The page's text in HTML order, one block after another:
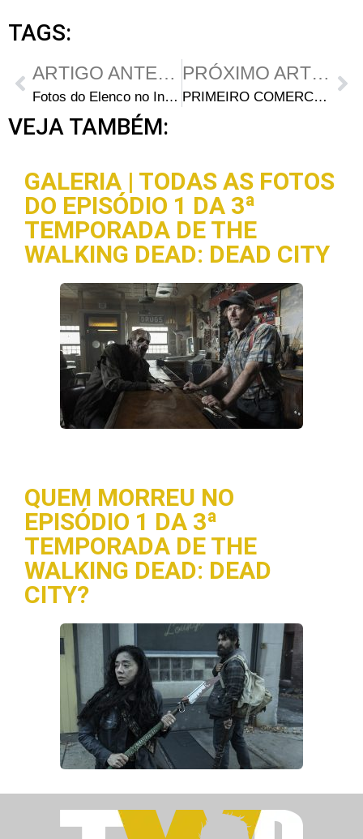
TAGS:
ARTIGO ANTERIOR
Fotos do Elenco no Intervalo das Gravações da 2ª Temporada
PRÓXIMO ARTIGO
PRIMEIRO COMERCIAL DA SEGUNDA TEMPORADA?
VEJA TAMBÉM:
GALERIA | TODAS AS FOTOS
DO EPISÓDIO 1 DA 3ª
TEMPORADA DE THE
WALKING DEAD: DEAD CITY
QUEM MORREU NO
EPISÓDIO 1 DA 3ª
TEMPORADA DE THE
WALKING DEAD: DEAD
CITY?